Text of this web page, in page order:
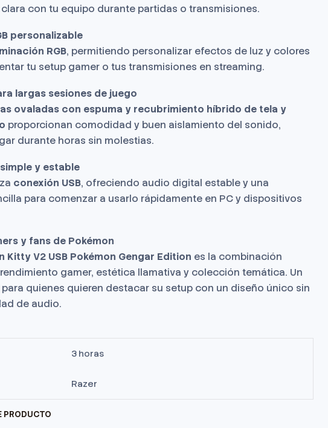
con tu equipo durante partidas o transmisiones.
personalizable
RGB, permitiendo personalizar efectos de luz y colores
tu setup gamer o tus transmisiones en streaming.
largas sesiones de juego
ovaladas con espuma y recubrimiento híbrido de tela y
proporcionan comodidad y buen aislamiento del sonido,
durante horas sin molestias.
y estable
conexión USB, ofreciendo audio digital estable y una
para comenzar a usarlo rápidamente en PC y dispositivos
y fans de Pokémon
Kitty V2 USB Pokémon Gengar Edition es la combinación
gamer, estética llamativa y colección temática. Un
quienes quieren destacar su setup con un diseño único sin
de audio.
3 horas
Razer
PRODUCTO